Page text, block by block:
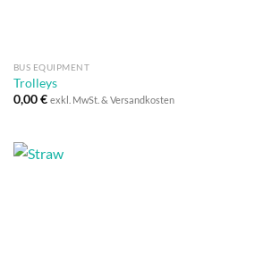
BUS EQUIPMENT
Trolleys
0,00€ exkl. MwSt. & Versandkosten